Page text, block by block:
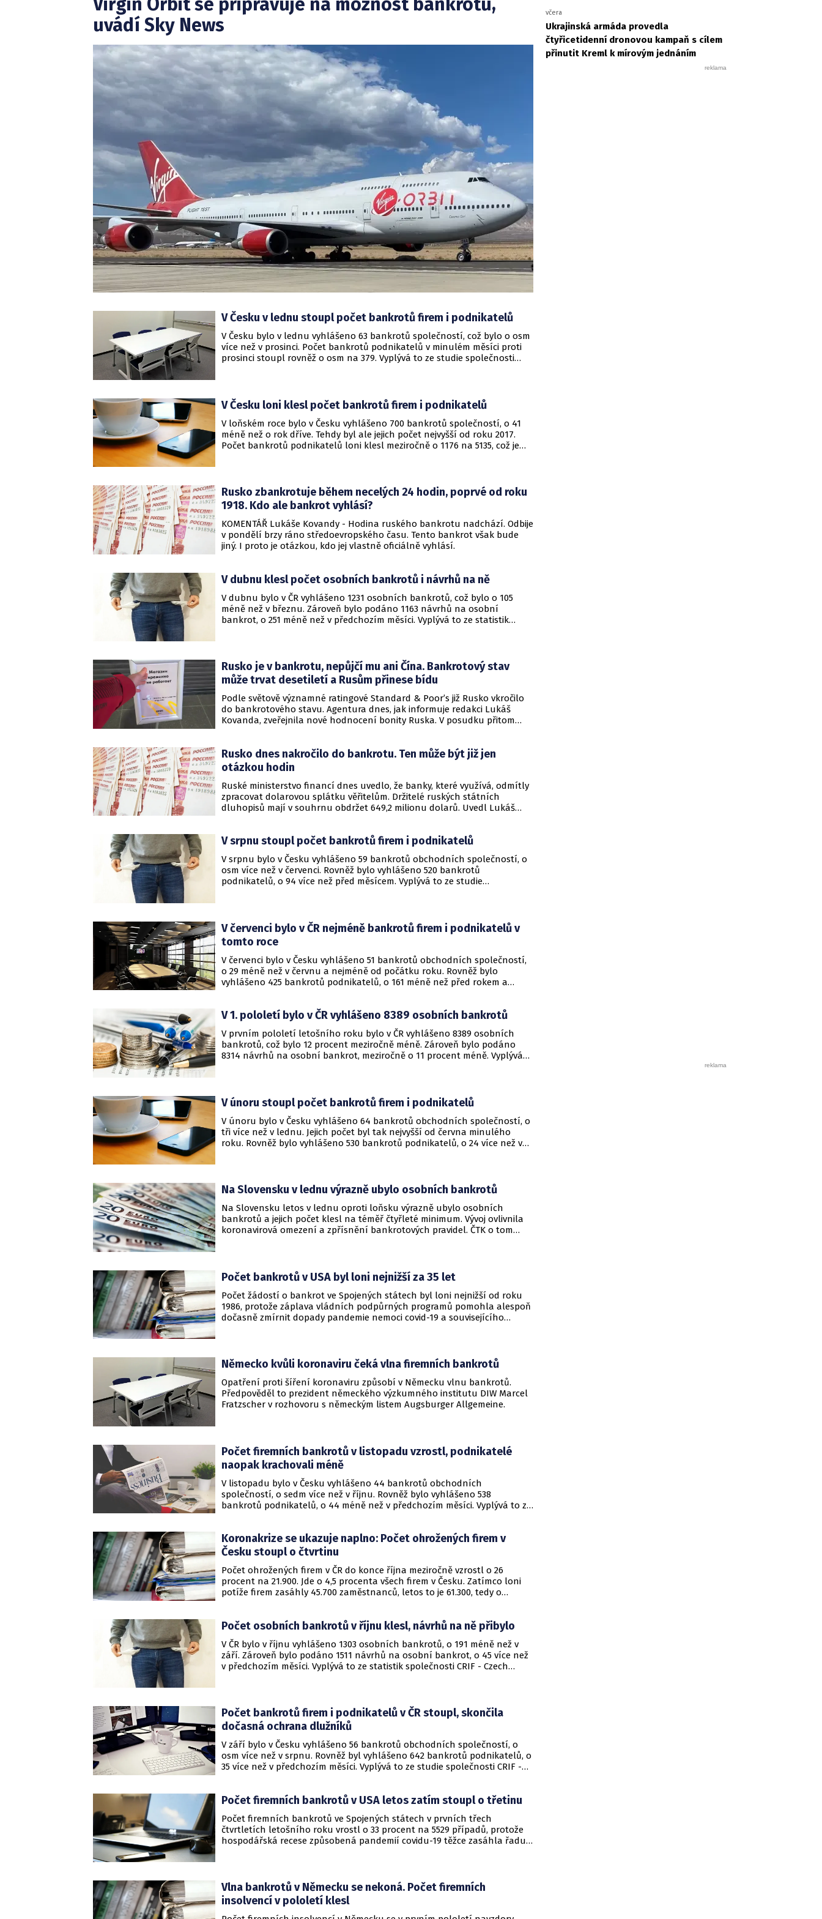
uvádí Sky News
V Česku v lednu stoupl počet bankrotů firem i podnikatelů
V Česku bylo v lednu vyhlášeno 63 bankrotů společností, což bylo o osm
více než v prosinci. Počet bankrotů podnikatelů v minulém měsíci proti
prosinci stoupl rovněž o osm na 379. Vyplývá to ze studie společnosti
V Česku loni klesl počet bankrotů firem i podnikatelů
V loňském roce bylo v Česku vyhlášeno 700 bankrotů společností, o 41
méně než o rok dříve. Tehdy byl ale jejich počet nejvyšší od roku 2017.
Počet bankrotů podnikatelů loni klesl meziročně o 1176 na 5135, což je
Rusko zbankrotuje během necelých 24 hodin, poprvé od roku
1918. Kdo ale bankrot vyhlásí?
KOMENTÁŘ Lukáše Kovandy - Hodina ruského bankrotu nadchází. Odbije
v pondělí brzy ráno středoevropského času. Tento bankrot však bude
jiný. I proto je otázkou, kdo jej vlastně oficiálně vyhlásí.
V dubnu klesl počet osobních bankrotů i návrhů na ně
V dubnu bylo v ČR vyhlášeno 1231 osobních bankrotů, což bylo o 105
méně než v březnu. Zároveň bylo podáno 1163 návrhů na osobní
bankrot, o 251 méně než v předchozím měsíci. Vyplývá to ze statistik
Rusko je v bankrotu, nepůjčí mu ani Čína. Bankrotový stav
může trvat desetiletí a Rusům přinese bídu
Podle světově významné ratingové Standard & Poor’s již Rusko vkročilo
do bankrotového stavu. Agentura dnes, jak informuje redakci Lukáš
Kovanda, zveřejnila nové hodnocení bonity Ruska. V posudku přitom
závazků vůči věřitelům, zatímco jinou část závazků plnit schopen je.
Rusko dnes nakročilo do bankrotu. Ten může být již jen
otázkou hodin
Ruské ministerstvo financí dnes uvedlo, že banky, které využívá, odmítly
zpracovat dolarovou splátku věřitelům. Držitelé ruských státních
dluhopisů mají v souhrnu obdržet 649,2 milionu dolarů. Uvedl Lukáš
V srpnu stoupl počet bankrotů firem i podnikatelů
V srpnu bylo v Česku vyhlášeno 59 bankrotů obchodních společností, o
osm více než v červenci. Rovněž bylo vyhlášeno 520 bankrotů
podnikatelů, o 94 více než před měsícem. Vyplývá to ze studie
V červenci bylo v ČR nejméně bankrotů firem i podnikatelů v
tomto roce
V červenci bylo v Česku vyhlášeno 51 bankrotů obchodních společností,
o 29 méně než v červnu a nejméně od počátku roku. Rovněž bylo
vyhlášeno 425 bankrotů podnikatelů, o 161 méně než před rokem a
V 1. pololetí bylo v ČR vyhlášeno 8389 osobních bankrotů
V prvním pololetí letošního roku bylo v ČR vyhlášeno 8389 osobních
bankrotů, což bylo 12 procent meziročně méně. Zároveň bylo podáno
8314 návrhů na osobní bankrot, meziročně o 11 procent méně. Vyplývá
V únoru stoupl počet bankrotů firem i podnikatelů
V únoru bylo v Česku vyhlášeno 64 bankrotů obchodních společností, o
tři více než v lednu. Jejich počet byl tak nejvyšší od června minulého
roku. Rovněž bylo vyhlášeno 530 bankrotů podnikatelů, o 24 více než v
Na Slovensku v lednu výrazně ubylo osobních bankrotů
Na Slovensku letos v lednu oproti loňsku výrazně ubylo osobních
bankrotů a jejich počet klesl na téměř čtyřleté minimum. Vývoj ovlivnila
koronavirová omezení a zpřísnění bankrotových pravidel. ČTK o tom
Počet bankrotů v USA byl loni nejnižší za 35 let
Počet žádostí o bankrot ve Spojených státech byl loni nejnižší od roku
1986, protože záplava vládních podpůrných programů pomohla alespoň
dočasně zmírnit dopady pandemie nemoci covid-19 a souvisejícího
Německo kvůli koronaviru čeká vlna firemních bankrotů
Opatření proti šíření koronaviru způsobí v Německu vlnu bankrotů.
Předpověděl to prezident německého výzkumného institutu DIW Marcel
Fratzscher v rozhovoru s německým listem Augsburger Allgemeine.
Počet firemních bankrotů v listopadu vzrostl, podnikatelé
naopak krachovali méně
V listopadu bylo v Česku vyhlášeno 44 bankrotů obchodních
společností, o sedm více než v říjnu. Rovněž bylo vyhlášeno 538
bankrotů podnikatelů, o 44 méně než v předchozím měsíci. Vyplývá to ze
Koronakrize se ukazuje naplno: Počet ohrožených firem v
Česku stoupl o čtvrtinu
Počet ohrožených firem v ČR do konce října meziročně vzrostl o 26
procent na 21.900. Jde o 4,5 procenta všech firem v Česku. Zatímco loni
potíže firem zasáhly 45.700 zaměstnanců, letos to je 61.300, tedy o
Počet osobních bankrotů v říjnu klesl, návrhů na ně přibylo
V ČR bylo v říjnu vyhlášeno 1303 osobních bankrotů, o 191 méně než v
září. Zároveň bylo podáno 1511 návrhů na osobní bankrot, o 45 více než
v předchozím měsíci. Vyplývá to ze statistik společnosti CRIF - Czech
Počet bankrotů firem i podnikatelů v ČR stoupl, skončila
dočasná ochrana dlužníků
V září bylo v Česku vyhlášeno 56 bankrotů obchodních společností, o
osm více než v srpnu. Rovněž byl vyhlášeno 642 bankrotů podnikatelů, o
35 více než v předchozím měsíci. Vyplývá to ze studie společnosti CRIF -
Počet firemních bankrotů v USA letos zatím stoupl o třetinu
Počet firemních bankrotů ve Spojených státech v prvních třech
čtvrtletích letošního roku vrostl o 33 procent na 5529 případů, protože
hospodářská recese způsobená pandemií covidu-19 těžce zasáhla řadu
Vlna bankrotů v Německu se nekoná. Počet firemních
insolvencí v pololetí klesl
včera
Ukrajinská armáda provedla
čtyřicetidenní dronovou kampaň s cílem
přinutit Kreml k mírovým jednáním